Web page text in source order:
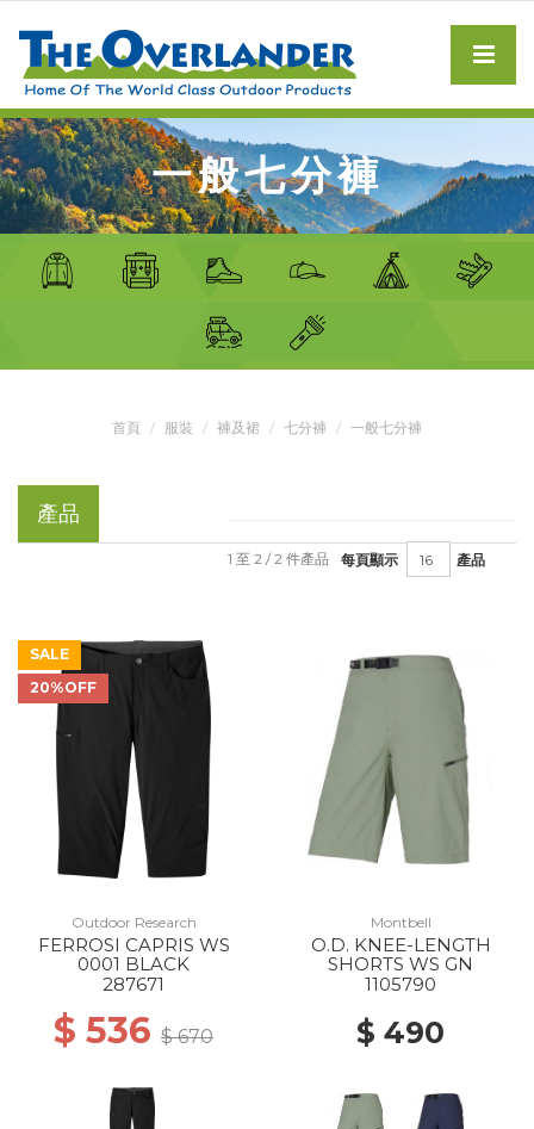
一般七分褲
首頁 服裝 褲及裙 七分褲 一般七分褲
產品
每頁顯示 產品
1 至 2 / 2 件產品
SALE
20%OFF
Outdoor Research
FERROSI CAPRIS WS
0001 BLACK
287671
$ 536 $ 670
Montbell
O.D. KNEE-LENGTH
SHORTS WS GN
1105790
$ 490